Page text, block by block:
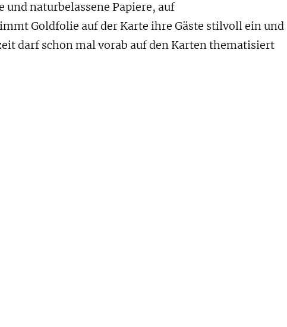
und naturbelassene Papiere, auf
Goldfolie auf der Karte ihre Gäste stilvoll ein und
darf schon mal vorab auf den Karten thematisiert